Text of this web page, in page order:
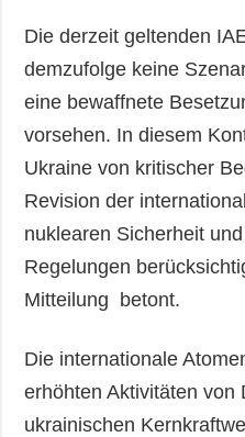
Die derzeit geltenden
demzufolge keine
eine bewaffnete
vorsehen. In diesem
Ukraine von kritischer
Revision der
nuklearen Sicherheit
Regelungen
Mitteilung betont.
Die internationale
erhöhten Aktivitäten von
ukrainischen